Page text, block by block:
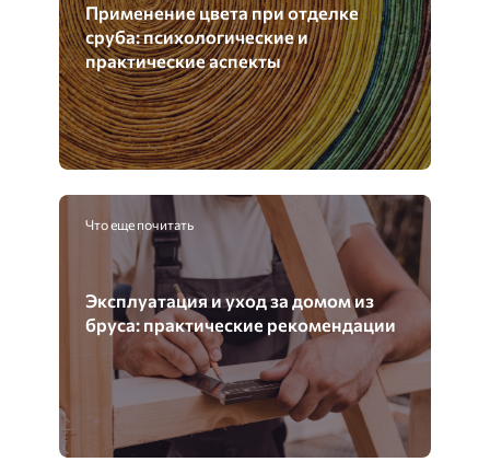
Применение цвета при отделке
сруба: психологические и
практические аспекты
Что еще почитать
Эксплуатация и уход за домом из
бруса: практические рекомендации